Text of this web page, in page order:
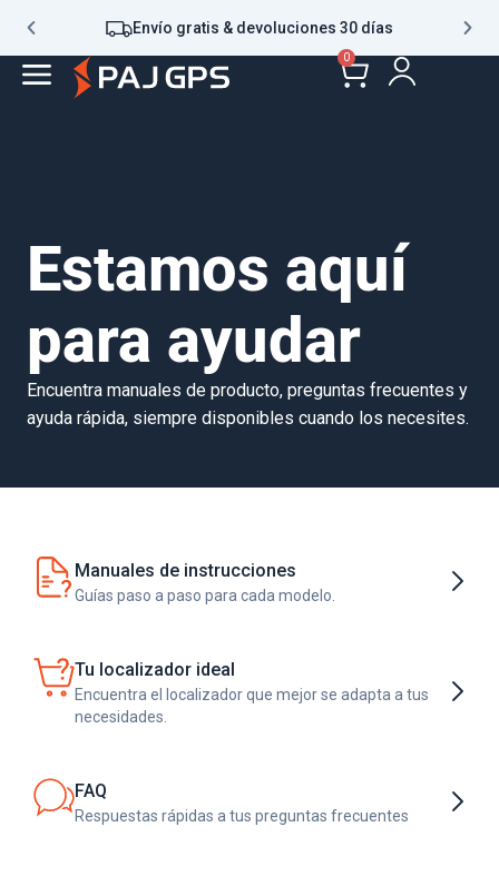
Envío gratis & devoluciones 30 días
0
Estamos aquí
para ayudar
Encuentra manuales de producto, preguntas frecuentes y
ayuda rápida, siempre disponibles cuando los necesites.
Manuales de instrucciones
Guías paso a paso para cada modelo.
Tu localizador ideal
Encuentra el localizador que mejor se adapta a tus
necesidades.
FAQ
Respuestas rápidas a tus preguntas frecuentes